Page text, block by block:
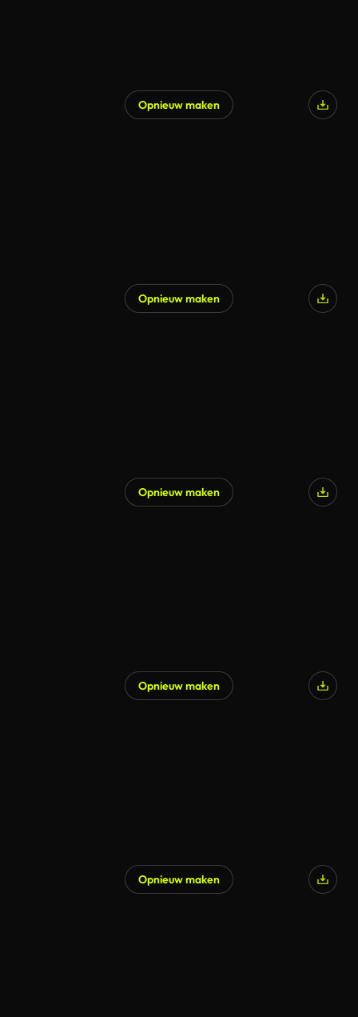
Opnieuw maken
Opnieuw maken
Opnieuw maken
Opnieuw maken
Opnieuw maken